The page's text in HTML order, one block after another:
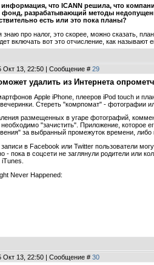
что ICANN решила, что
разрабатывающий методы
есть или это пока планы?
знаю про налог, это скорее, можно сказать,
включать вот это отчисление, как
Окт 13, 22:50 | Сообщение # 29
удалить из Интернета
Apple iPhone, плееров iPod touch и
Стереть "комрпомат" - фотографии
размещенных в угаре фотографий,
"зачистить". Приложение, которое
за выбранный промежуток времени, либо
в Facebook или Twitter пользователи
- пока в соцсети не заглянули родители или
Never Happened:
Окт 13, 22:50 | Сообщение # 30